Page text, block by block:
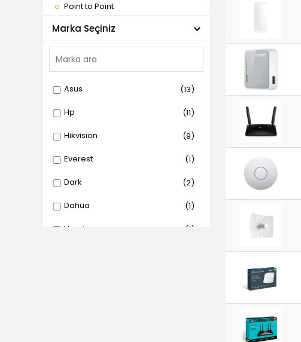
Point to Point
Marka Seçiniz
Asus
(13)
Hp
(11)
Hikvision
(9)
Everest
(1)
Dark
(2)
Dahua
(1)
Uranium
(1)